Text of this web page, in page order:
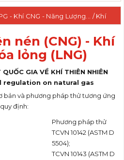
- Khí CNG - Năng Lượng... / Khí
thiên nhiên hóa lỏng (LNG)
nén (CNG) - Khí
lỏng (LNG)
GIA VỀ KHÍ THIÊN NHIÊN
regulation on natural gas
bản và phương pháp thử tương ứng
định:
Phương pháp thử
TCVN 10142 (ASTM D
5504);
TCVN 10143 (ASTM D